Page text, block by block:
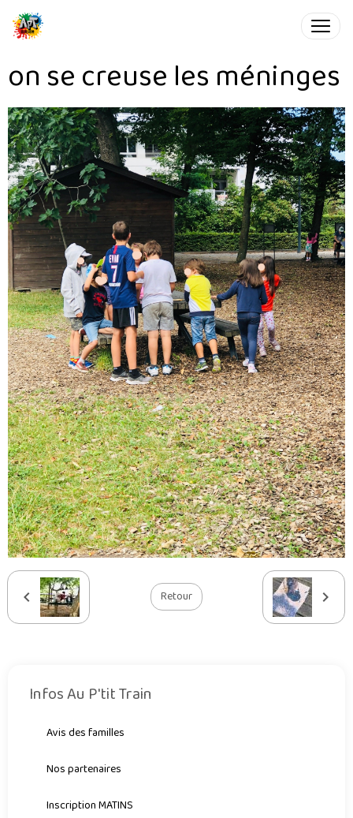
on se creuse les méninges
Retour
Infos Au P'tit Train
Avis des familles
Nos partenaires
Inscription MATINS